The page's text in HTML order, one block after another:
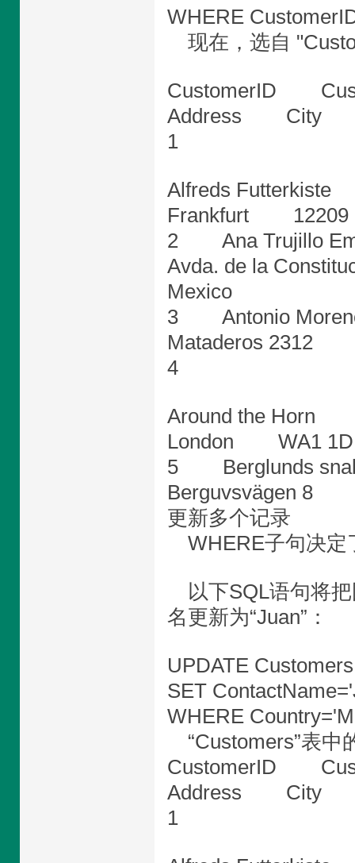
WHERE
现在，选自
CustomerID
Address City
1
Alfreds
Frankfurt
2 Ana Trujillo
Avda. de la
Mexico
3 Antonio
Mataderos
4
Around the
London WA1
5 Berglunds
Berguvsvägen
更新多个记录
WHERE子句决定
以下SQL语句将把
名更新为“Juan”：
UPDATE Customers
SET
WHERE
“Customers”表中
CustomerID
Address City
1